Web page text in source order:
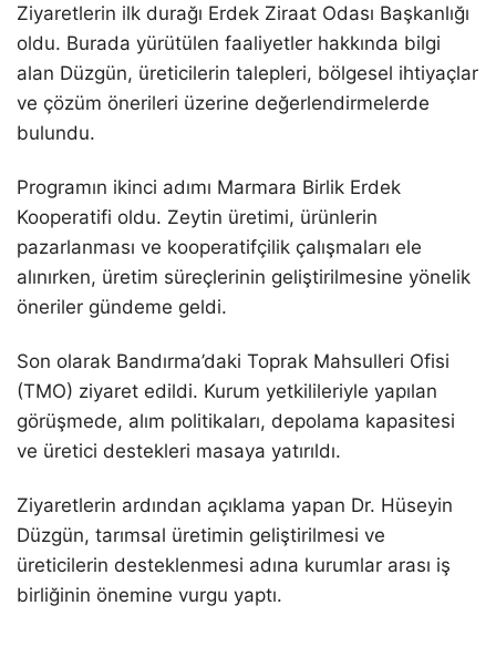
Ziyaretlerin ilk durağı Erdek Ziraat Odası Başkanlığı
oldu. Burada yürütülen faaliyetler hakkında bilgi
alan Düzgün, üreticilerin talepleri, bölgesel ihtiyaçlar
ve çözüm önerileri üzerine değerlendirmelerde
bulundu.
Programın ikinci adımı Marmara Birlik Erdek
Kooperatifi oldu. Zeytin üretimi, ürünlerin
pazarlanması ve kooperatifçilik çalışmaları ele
alınırken, üretim süreçlerinin geliştirilmesine yönelik
öneriler gündeme geldi.
Son olarak Bandırma’daki Toprak Mahsulleri Ofisi
(TMO) ziyaret edildi. Kurum yetkilileriyle yapılan
görüşmede, alım politikaları, depolama kapasitesi
ve üretici destekleri masaya yatırıldı.
Ziyaretlerin ardından açıklama yapan Dr. Hüseyin
Düzgün, tarımsal üretimin geliştirilmesi ve
üreticilerin desteklenmesi adına kurumlar arası iş
birliğinin önemine vurgu yaptı.